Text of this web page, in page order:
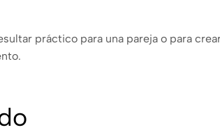
práctico para una pareja o para